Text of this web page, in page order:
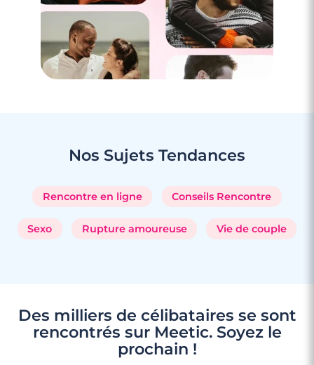
3 minutes
Rencontre à Hagetmau
3 minutes
Rencontres célibataires à Aire-Sur-L'Adour
Nos Sujets Tendances
Rencontre en ligne Conseils Rencontre
Sexo Rupture amoureuse Vie de couple
Des milliers de célibataires se sont
rencontrés sur Meetic. Soyez le
prochain !